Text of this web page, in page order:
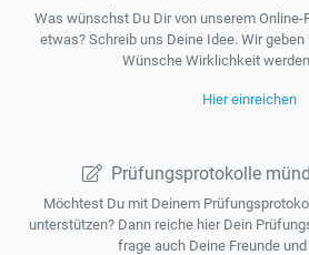
Was wünschst Du Dir von unserem
etwas? Schreib uns Deine Idee. Wir
Wünsche Wirklichkeit
Hier einreichen
Prüfungsprotokolle
Möchtest Du mit Deinem
unterstützen? Dann reiche hier Dein
frage auch Deine Freunde